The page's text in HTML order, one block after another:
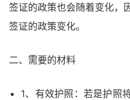
签证的政策也会随着变化，
签证的政策变化。
二、需要的材料
1、有效护照：若是护照